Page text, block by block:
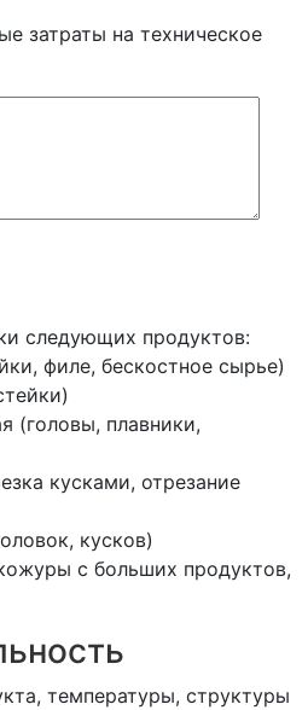
затраты на техническое
следующих продуктов:
филе, бескостное сырье)
(головы, плавники,
кусками, отрезание
кусков)
с больших продуктов,
температуры, структуры